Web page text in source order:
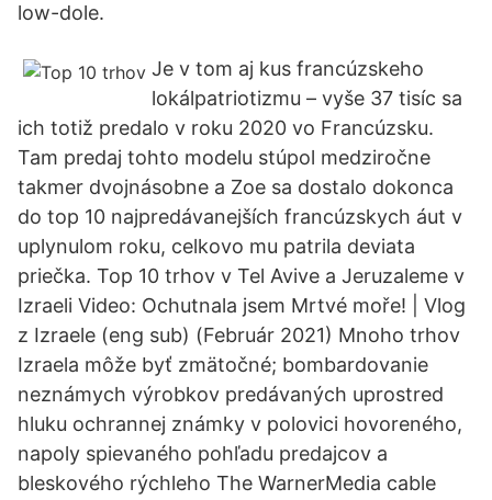
low-dole.
Je v tom aj kus francúzskeho
lokálpatriotizmu – vyše 37 tisíc sa
ich totiž predalo v roku 2020 vo Francúzsku.
Tam predaj tohto modelu stúpol medziročne
takmer dvojnásobne a Zoe sa dostalo dokonca
do top 10 najpredáva­nejších francúzskych áut v
uplynulom roku, celkovo mu patrila deviata
priečka. Top 10 trhov v Tel Avive a Jeruzaleme v
Izraeli Video: Ochutnala jsem Mrtvé moře! | Vlog
z Izraele (eng sub) (Február 2021) Mnoho trhov
Izraela môže byť zmätočné; bombardovanie
neznámych výrobkov predávaných uprostred
hluku ochrannej známky v polovici hovoreného,
napoly spievaného pohľadu predajcov a
bleskového rýchleho The WarnerMedia cable